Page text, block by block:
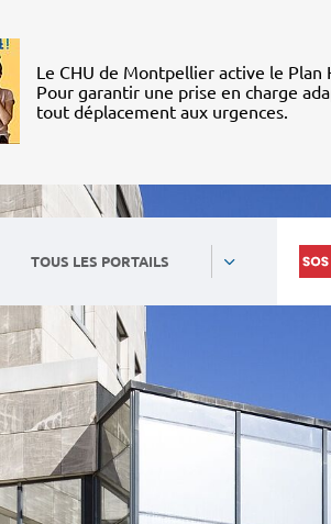
Le CHU de Montpellier active le Plan
Pour garantir une prise en charge
tout déplacement aux urgences.
TOUS LES PORTAILS